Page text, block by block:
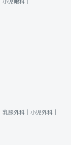
小児眼科｜
乳腺外科｜ 小児外科｜